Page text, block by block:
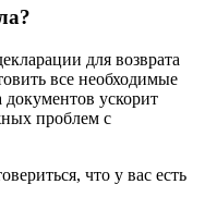
для возврата
все необходимые
ускорит
проблем с
что у вас есть